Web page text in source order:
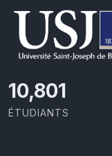
11,418
ÉTUDIANTS